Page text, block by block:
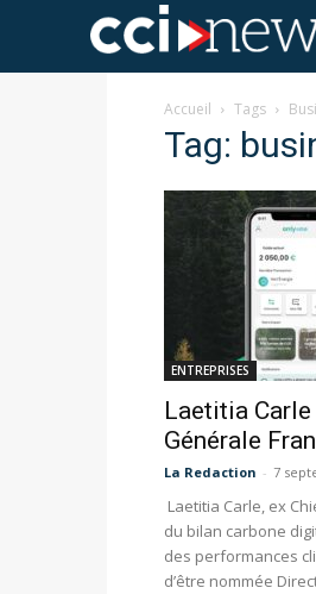
Accueil Tags
Tag:
ENTREPRISES
Laetitia
Générale
La Redaction - 7
Laetitia Carle, ex
du bilan carbone
des performances
d’être nommée